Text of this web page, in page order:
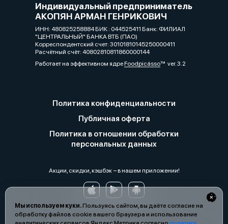
Мы используем куки.Пользуясь сайтом, вы даёте согласие на
обработку файлов cookie вашего браузера и использование
Индивидуальный предприниматель
АКОПЯН АРМАН ГЕНРИКОВИЧ
ИНН: 480825258884 БИК : 044525411 Банк: ФИЛИАЛ
"ЦЕНТРАЛЬНЫЙ" БАНКА ВТБ (ПАО)
Корреспондентский счет: 30101810145250000411
Расчётный счёт: 40802810811860000144
Работает на эффективном ядреFoodpicássover. 3.2
Политика конфиденциальности
Публичная оферта
Политика в отношении обработки
персональных данных
Акции, скидки, кэшбэк − в нашем приложении!